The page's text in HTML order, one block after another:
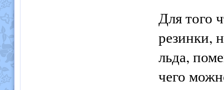
Для того
резинки,
льда,
чего